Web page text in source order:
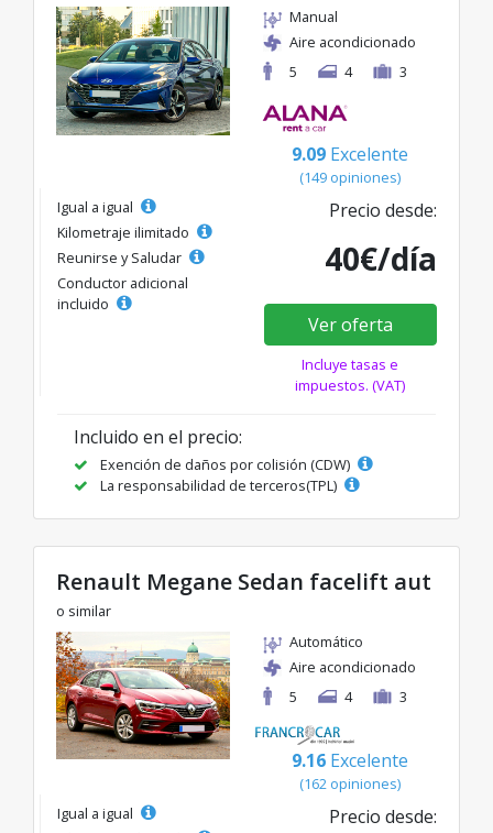
Manual
Aire acondicionado
5
4 3
9.09 Excelente
(149 opiniones)
Igual a igual
Kilometraje ilimitado
Reunirse y Saludar
Conductor adicional
incluido
Precio desde:
40€/día
Ver oferta
Incluye tasas e
impuestos. (VAT)
Incluido en el precio:
Exención de daños por colisión (CDW)
La responsabilidad de terceros(TPL)
Renault Megane Sedan facelift aut
o similar
Automático
Aire acondicionado
5
4 3
9.16 Excelente
(162 opiniones)
Igual a igual
Precio desde: